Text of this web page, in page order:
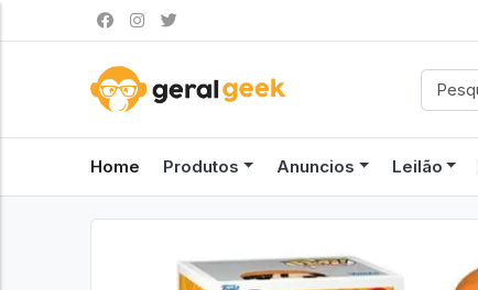
Home Produtos Anuncios Leilão